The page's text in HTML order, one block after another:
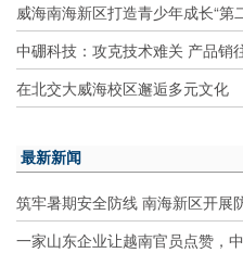
威海南海新区打造青少年成长“第
中硼科技：攻克技术难关 产品销
在北交大威海校区邂逅多元文化
最新新闻
筑牢暑期安全防线 南海新区开展
一家山东企业让越南官员点赞，